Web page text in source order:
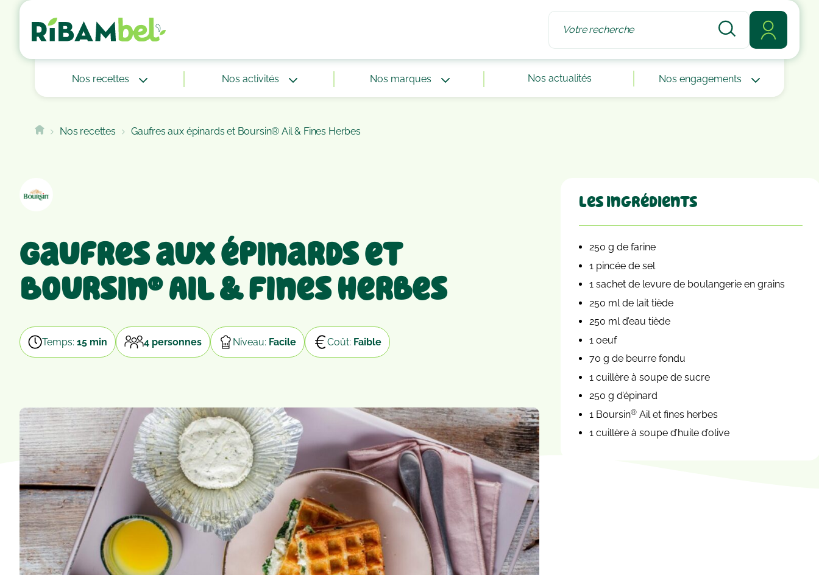
Nos recettes Nos activités Nos marques Nos actualités Nos engagements
Nos recettes Gaufres aux épinards et Boursin® Ail & Fines Herbes
Gaufres aux épinards et
Boursin® Ail & Fines Herbes
Temps: 15 min 4 personnes Niveau: Facile Coût: Faible
Les ingrédients
250 g de farine
1 pincée de sel
1 sachet de levure de boulangerie en grains
250 ml de lait tiède
250 ml d’eau tiède
1 oeuf
70 g de beurre fondu
1 cuillère à soupe de sucre
250 g d’épinard
1 Boursin® Ail et fines herbes
1 cuillère à soupe d’huile d’olive
Cookies management panel